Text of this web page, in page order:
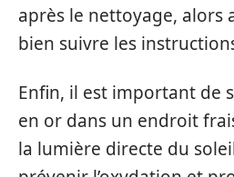
après le nettoyage, alors
bien suivre les
Enfin, il est important de
en or dans un endroit
la lumière directe du